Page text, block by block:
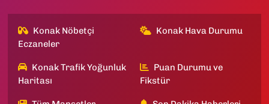
Konak Nöbetçi
Eczaneler
Konak Hava Durumu
Konak Trafik Yoğunluk
Haritası
Puan Durumu ve
Fikstür